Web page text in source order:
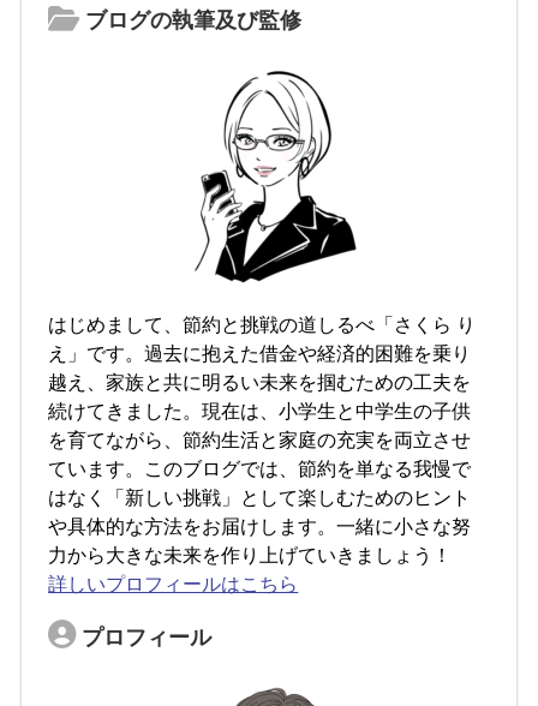
ブログの執筆及び監修
はじめまして、節約と挑戦の道しるべ「さくら り
え」です。過去に抱えた借金や経済的困難を乗り
越え、家族と共に明るい未来を掴むための工夫を
続けてきました。現在は、小学生と中学生の子供
を育てながら、節約生活と家庭の充実を両立させ
ています。このブログでは、節約を単なる我慢で
はなく「新しい挑戦」として楽しむためのヒント
や具体的な方法をお届けします。一緒に小さな努
力から大きな未来を作り上げていきましょう！
詳しいプロフィールはこちら
プロフィール